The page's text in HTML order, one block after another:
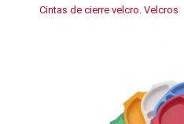
Cintas de cierre velcro. Velcros